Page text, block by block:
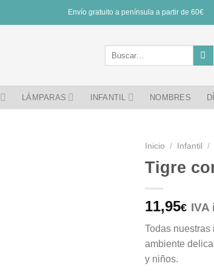
Envío gratuito a península a partir de 60€
LÁMPARAS INFANTIL NOMBRES
Inicio / Infantil /
Tigre
11,95€ IVA
Todas
ambiente
y niños.